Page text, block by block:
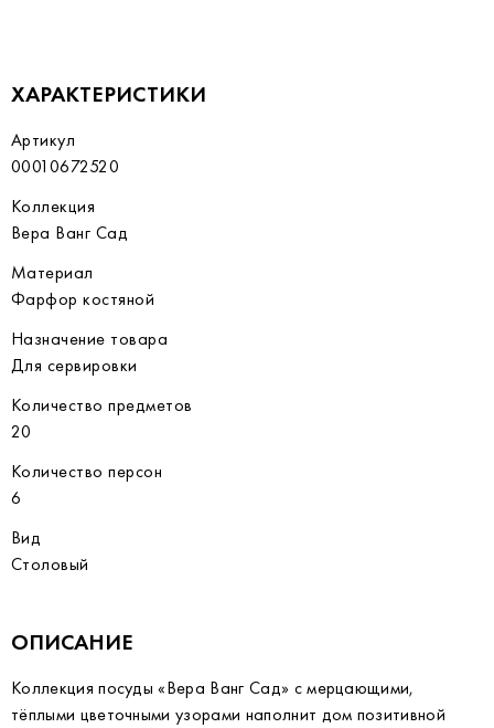
ХАРАКТЕРИСТИКИ
Артикул
00010672520
Коллекция
Вера Ванг Сад
Материал
Фарфор костяной
Назначение товара
Для сервировки
Количество предметов
20
Количество персон
6
Вид
Столовый
ОПИСАНИЕ
Коллекция посуды «Вера Ванг Сад» с мерцающими,
тёплыми цветочными узорами наполнит дом позитивной